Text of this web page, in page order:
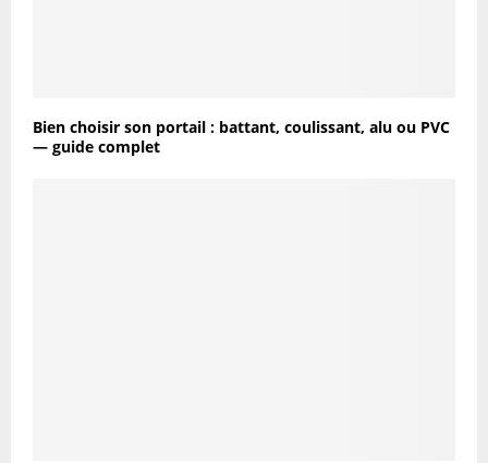
Bien choisir son portail : battant, coulissant, alu ou PVC
— guide complet